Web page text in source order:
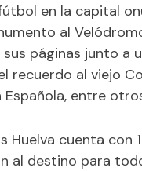
en la capital
al
páginas junto
recuerdo al viejo
entre
Huelva cuenta
al destino para